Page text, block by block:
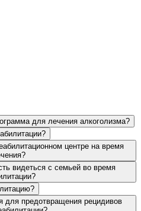
видит первый раз,
Вот уже пол года
к алкоголю.
труд.
. Опытные
проблему
вам за комфортные
медицинскую помощь. За
что мне нужно лечение!
для лечения алкоголизма?
центре на время
видеться с семьей во время
для предотвращения рецидивов